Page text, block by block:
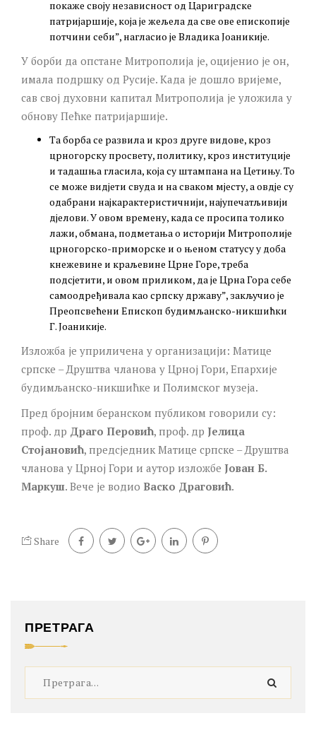
покаже своју независност од Цариградске
патријаршије, која је жељела да све ове епископије
потчини себи”, нагласио је Владика Јоаникије.
У борби да опстане Митрополија је, оцијенио је он,
имала подршку од Русије. Када је дошло вријеме,
сав свој духовни капитал Митрополија је уложила у
обнову Пећке патријаршије.
Та борба се развила и кроз друге видове, кроз
црногорску просвету, политику, кроз институције
и тадашња гласила, која су штампана на Цетињу. То
се може видјети свуда и на сваком мјесту, а овдје су
одабрани најкарактеристичнији, најупечатљивији
дјелови. У овом времену, када се просипа толико
лажи, обмана, подметања о историји Митрополије
црногорско-приморске и о њеном статусу у доба
кнежевине и краљевине Црне Горе, треба
подсјетити, и овом приликом, да је Црна Гора себе
самоодређивала као српску државу”, закључио је
Преопсвећени Епископ будимљанско-никшићки
Г. Јоаникије.
Изложба је уприличена у организацији: Матице
српске – Друштва чланова у Црној Гори, Епархије
будимљанско-никшићке и Полимског музеја.
Пред бројним беранском публиком говорили су:
проф. др Драго Перовић, проф. др Јелица
Стојановић, предсједник Матице српске – Друштва
чланова у Црној Гори и аутор изложбе Јован Б.
Маркуш. Вече је водио Вaско Драговић.
Share
ПРЕТРАГА